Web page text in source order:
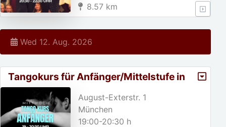
8.57 km
Wed 12. Aug. 2026
Tangokurs für Anfänger/Mittelstufe in
München
August-Exterstr. 1
München
19:00-20:30 h